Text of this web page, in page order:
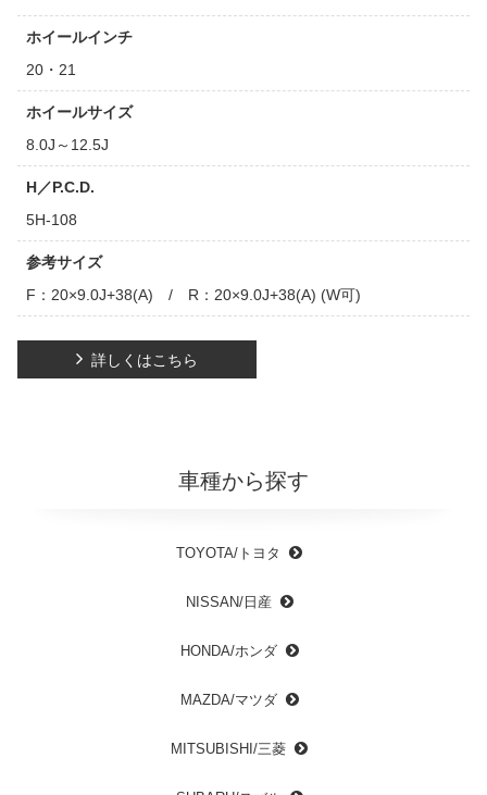
ホイールインチ
20・21
ホイールサイズ
8.0J～12.5J
H／P.C.D.
5H-108
参考サイズ
F：20×9.0J+38(A) / R：20×9.0J+38(A) (W可)
詳しくはこちら
車種から探す
TOYOTA/トヨタ
NISSAN/日産
HONDA/ホンダ
MAZDA/マツダ
MITSUBISHI/三菱